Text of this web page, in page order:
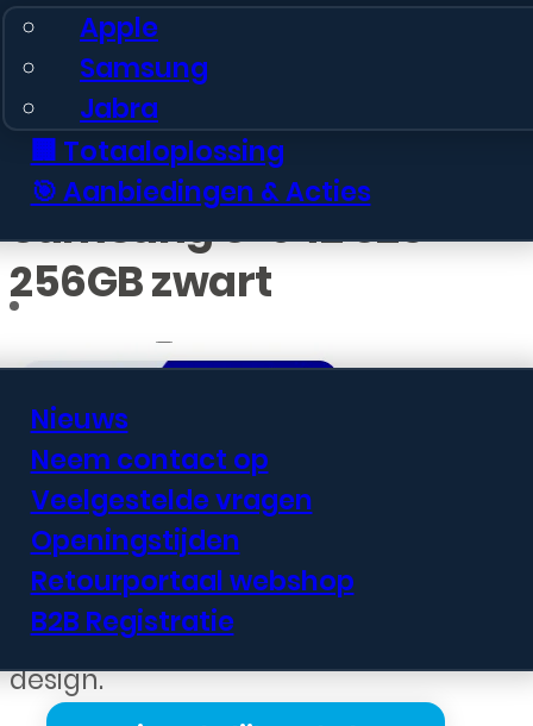
Apple
Samsung
Jabra
🏢 Totaaloplossing
🎯 Aanbiedingen & Acties
Nieuws
Neem contact op
Veelgestelde vragen
Openingstijden
Retourportaal webshop
B2B Registratie
Samsung S-942 S26
256GB zwart
€682,99
De Samsung S-942 S26 is een
krachtige smartphone met 256GB
opslagruimte en een elegant zwart
design.